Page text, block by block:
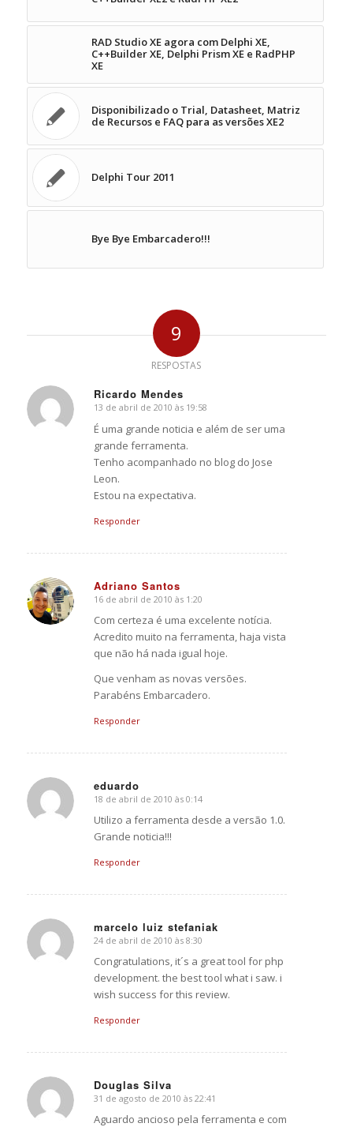
RAD Studio XE agora com Delphi XE,
C++Builder XE, Delphi Prism XE e RadPHP
XE
Disponibilizado o Trial, Datasheet, Matriz
de Recursos e FAQ para as versões XE2
Delphi Tour 2011
Bye Bye Embarcadero!!!
9
RESPOSTAS
Ricardo Mendes
says:
13 de abril de 2010 às 19:58
É uma grande noticia e além de ser uma
grande ferramenta.
Tenho acompanhado no blog do Jose
Leon.
Estou na expectativa.
Responder
Adriano Santos
says:
16 de abril de 2010 às 1:20
Com certeza é uma excelente notícia.
Acredito muito na ferramenta, haja vista
que não há nada igual hoje.
Que venham as novas versões.
Parabéns Embarcadero.
Responder
eduardo
says:
18 de abril de 2010 às 0:14
Utilizo a ferramenta desde a versão 1.0.
Grande noticia!!!
Responder
marcelo luiz stefaniak
says:
24 de abril de 2010 às 8:30
Congratulations, it´s a great tool for php
development. the best tool what i saw. i
wish success for this review.
Responder
Douglas Silva
says:
31 de agosto de 2010 às 22:41
Aguardo ancioso pela ferramenta e com